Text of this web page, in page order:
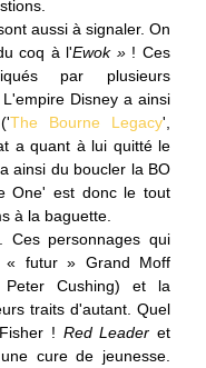
aussi à signaler. On
coq à l'Ewok » ! Ces
par plusieurs
Disney a ainsi
The Bourne Legacy',
a quant à lui quitté le
ainsi du boucler la BO
One' est donc le tout
à la baguette.
Ces personnages qui
« futur » Grand Moff
Cushing) et la
traits d'autant. Quel
! Red Leader et
cure de jeunesse.